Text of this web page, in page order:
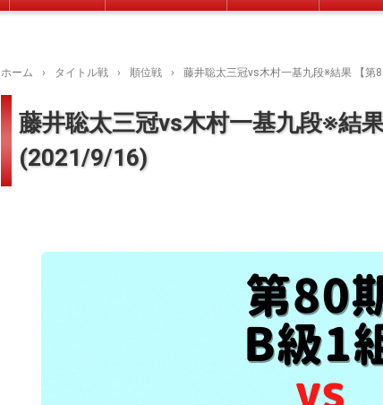
ホーム › タイトル戦 › 順位戦 › 藤井聡太三冠vs木村一基九段※結果 【
藤井聡太三冠vs木村一基九段※結
(2021/9/16)